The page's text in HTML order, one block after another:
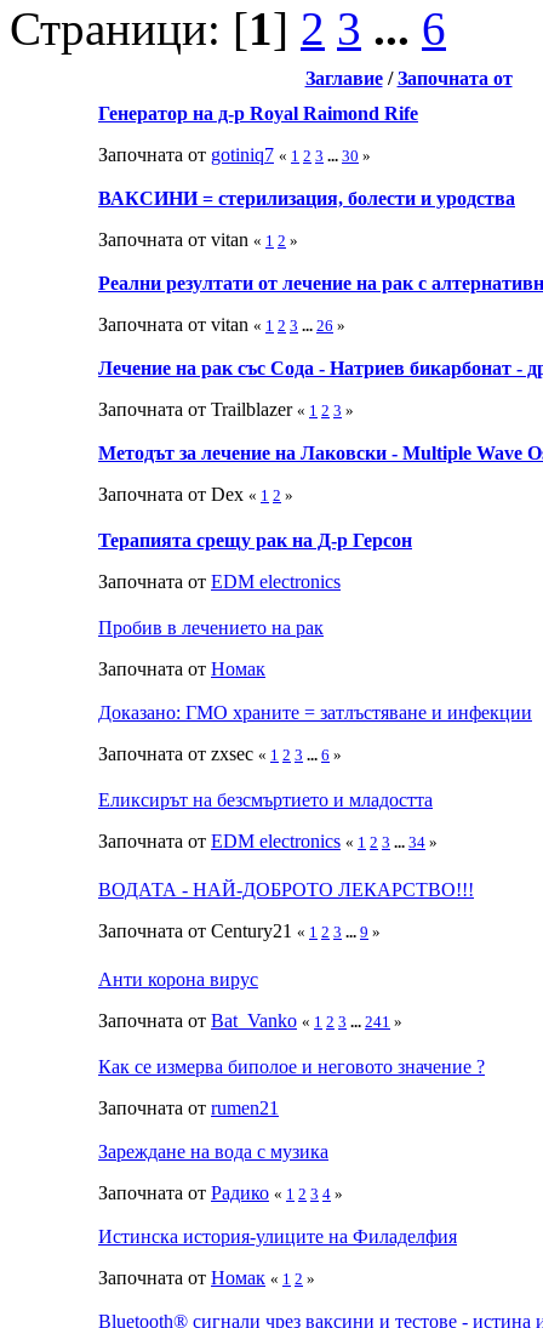
Страници: [1] 2 3 ... 6
Заглавие/Започната от
Генератор на д-р Royal Raimond Rife
Започната от gotiniq7 « 1 2 3 ... 30 »
ВАКСИНИ = стерилизация, болести и уродства
Започната от vitan « 1 2 »
Реални резултати от лечение на рак с
Започната от vitan « 1 2 3 ... 26 »
Лечение на рак със Сода - Натриев бикарбонат -
Започната от Trailblazer « 1 2 3 »
Методът за лечение на Лаковски - Multiple Wave
Започната от Dex « 1 2 »
Терапията срещу рак на Д-р Герсон
Започната от EDM electronics
Пробив в лечението на рак
Започната от Номак
Доказано: ГМО храните = затлъстяване и инфекции
Започната от zxsec « 1 2 3 ... 6 »
Еликсирът на безсмъртието и младостта
Започната от EDM electronics « 1 2 3 ... 34 »
ВОДАТА - НАЙ-ДОБРОТО ЛЕКАРСТВО!!!
Започната от Century21 « 1 2 3 ... 9 »
Анти корона вирус
Започната от Bat_Vanko « 1 2 3 ... 241 »
Как се измерва биполое и неговото значение ?
Започната от rumen21
Зареждане на вода с музика
Започната от Радико « 1 2 3 4 »
Истинска история-улиците на Филаделфия
Започната от Номак « 1 2 »
Bluetooth® сигнали чрез ваксини и тестове - истина